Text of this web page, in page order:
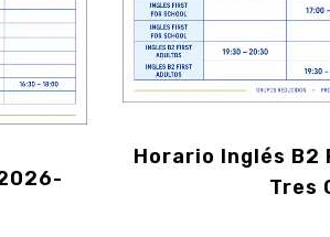
Horario Inglés
Tres